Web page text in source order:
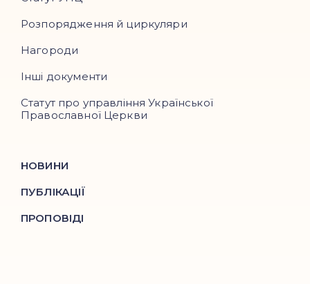
Розпорядження й циркуляри
Нагороди
Інші документи
Статут про управління Української
Православної Церкви
НОВИНИ
ПУБЛІКАЦІЇ
ПРОПОВІДІ